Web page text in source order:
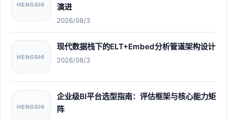
HENGSHI
演进
2026/08/3
HENGSHI
现代数据栈下的ELT+Embed分析管道架构设计
2026/08/3
HENGSHI
企业级BI平台选型指南：评估框架与核心能力矩
阵